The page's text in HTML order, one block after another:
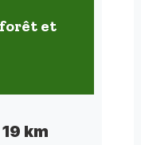
et
km